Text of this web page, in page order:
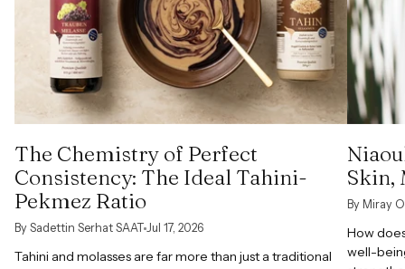
The Chemistry of Perfect
Consistency: The Ideal Tahini-
Pekmez Ratio
By Sadettin Serhat SAAT Jul 17, 2026
Tahini and molasses are far more than just a traditional
Skin,
By Miray
How
well-